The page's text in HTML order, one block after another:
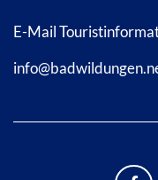
E-Mail